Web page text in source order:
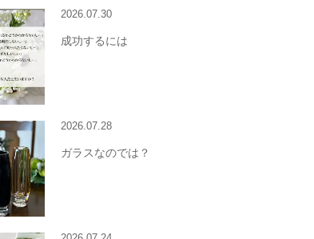
2026.07.30
成功するには
2026.07.28
ガラスなのでは？